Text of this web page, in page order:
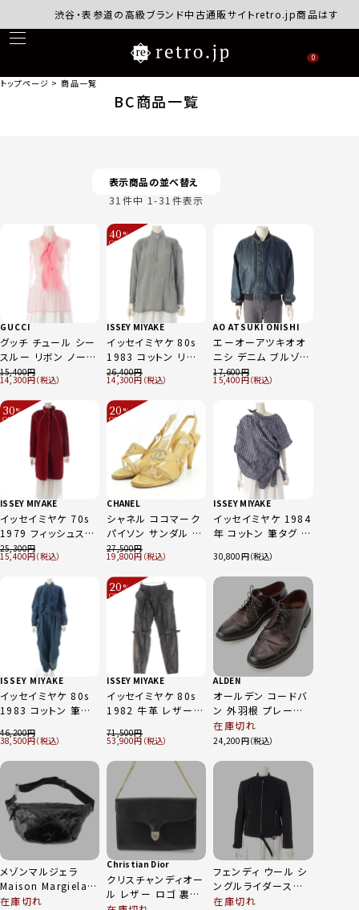
渋谷・表参道の高級ブランド中古通販サイトretro.jp商品はすべて正
0
トップページ 商品一覧
BC商品一覧
表示商品の並べ替え
31 件中 1-31 件表示
GUCCI
グッチ チュール シー
スルー リボン ノース
リーブ ブラウス トッ
プス ピンク
15,400
14,300
40%
OFF
ISSEY MIYAKE
イッセイミヤケ 80s
1983 コットン リネ
ン シャーリング プル
オーバー 長袖シャツ
トップス JG11513
ライトグレー 9
26,400
14,300
AO ATSUKI ONISHI
エーオーアツキオオ
ニシ デニム ブルゾン
インディゴ ブルー
17,600
15,400
30%
OFF
ISSEY MIYAKE
イッセイミヤケ 70s
1979 フィッシュスケ
ール 鱗 カットパイル
ロング コート アウタ
25,300
15,400
20%
OFF
CHANEL
シャネル ココマーク
パイソン サンダル イ
エロー 37
27,500
19,800
ISSEY MIYAKE
イッセイミヤケ 1984
年 コットン 筆タグ 絞
ャツ プルオーバー ト
ップス ネイビー ホワ
30,800
ISSEY MIYAKE
イッセイミヤケ 80s
1983 コットン 筆タ
ャンプ スーツ
9
46,200
38,500
20%
OFF
ISSEY MIYAKE
イッセイミヤケ 80s
1982 牛革 レザー
2WAY デタッチャブ
ショートパンツ ブラッ
ク 8
71,500
53,900
ALDEN
オールデン コードバ
ン 外羽根 プレーント
ゥ バリーラスト ドレ
スシューズ 990 バー
在庫切れ
24,200
メゾンマルジェラ
Maison Margiela
グラムスラム ポリウ
在庫切れ
Christian Dior
クリスチャンディオー
ル レザー ロゴ 裏地
フェンディ ウール シ
ングルライダースジャ
ケット ブルゾン ベル
在庫切れ